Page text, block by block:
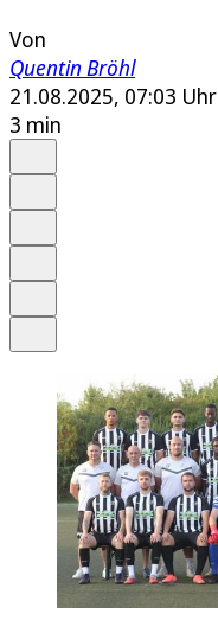
Von
Quentin Bröhl
21.08.2025, 07:03 Uhr
3 min